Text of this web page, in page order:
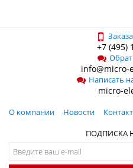
+7 (495)
info@micro-
Написать
micro-
О компании Новости
ПОДПИСКА